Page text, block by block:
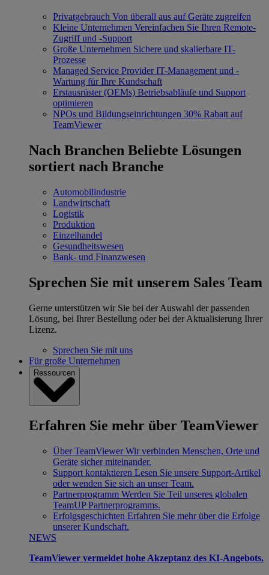
Privatgebrauch Von überall aus auf Geräte zugreifen
Kleine Unternehmen Vereinfachen Sie Ihren Remote-
Zugriff und -Support
Große Unternehmen Sichere und skalierbare IT-
Prozesse
Managed Service Provider IT-Management und -
Wartung für Ihre Kundschaft
Erstausrüster (OEMs) Betriebsabläufe und Support
optimieren
NPOs und Bildungseinrichtungen 30% Rabatt auf
TeamViewer
Nach Branchen Beliebte Lösungen
sortiert nach Branche
Automobilindustrie
Landwirtschaft
Logistik
Produktion
Einzelhandel
Gesundheitswesen
Bank- und Finanzwesen
Sprechen Sie mit unserem Sales Team
Gerne unterstützen wir Sie bei der Auswahl der passenden
Lösung, bei Ihrer Bestellung oder bei der Aktualisierung Ihrer
Lizenz.
Sprechen Sie mit uns
Für große Unternehmen
Ressourcen
Erfahren Sie mehr über TeamViewer
Über TeamViewer Wir verbinden Menschen, Orte und
Geräte sicher miteinander.
Support kontaktieren Lesen Sie unsere Support-Artikel
oder wenden Sie sich an unser Team.
Partnerprogramm Werden Sie Teil unseres globalen
TeamUP Partnerprogramms.
Erfolgsgeschichten Erfahren Sie mehr über die Erfolge
unserer Kundschaft.
NEWS
TeamViewer vermeldet hohe Akzeptanz des KI-Angebots.